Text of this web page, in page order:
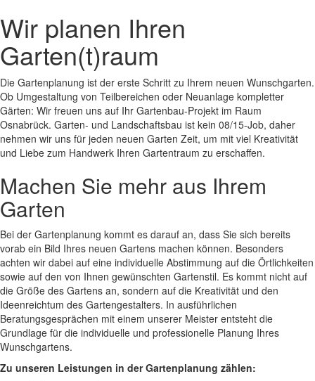
Wir planen Ihren
Garten(t)raum
Die Gartenplanung ist der erste Schritt zu Ihrem neuen Wunschgarten.
Ob Umgestaltung von Teilbereichen oder Neuanlage kompletter
Gärten: Wir freuen uns auf Ihr Gartenbau-Projekt im Raum
Osnabrück. Garten- und Landschaftsbau ist kein 08/15-Job, daher
nehmen wir uns für jeden neuen Garten Zeit, um mit viel Kreativität
und Liebe zum Handwerk Ihren Gartentraum zu erschaffen.
Machen Sie mehr aus Ihrem
Garten
Bei der Gartenplanung kommt es darauf an, dass Sie sich bereits
vorab ein Bild Ihres neuen Gartens machen können. Besonders
achten wir dabei auf eine individuelle Abstimmung auf die Örtlichkeiten
sowie auf den von Ihnen gewünschten Gartenstil. Es kommt nicht auf
die Größe des Gartens an, sondern auf die Kreativität und den
Ideenreichtum des Gartengestalters. In ausführlichen
Beratungsgesprächen mit einem unserer Meister entsteht die
Grundlage für die individuelle und professionelle Planung Ihres
Wunschgartens.
Zu unseren Leistungen in der Gartenplanung zählen: